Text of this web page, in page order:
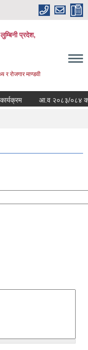
प्रदेश,
र रोजगार माण्डवी
आ.व २०८३/०८४ को